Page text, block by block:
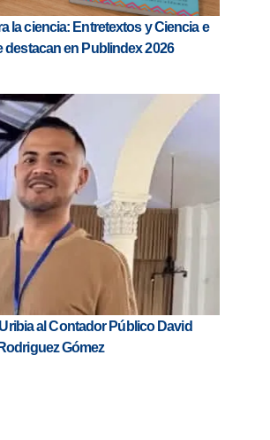
la ciencia: Entretextos y Ciencia e
destacan en Publindex 2026
al Contador Público David
Rodriguez Gómez